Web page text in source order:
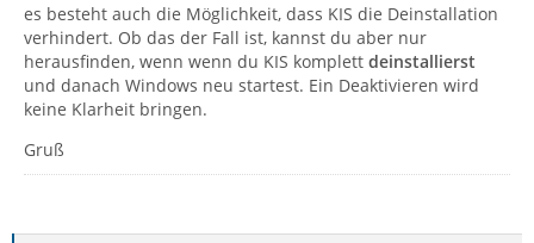
es besteht auch die Möglichkeit, dass KIS die Deinstallation
verhindert. Ob das der Fall ist, kannst du aber nur
herausfinden, wenn wenn du KIS komplett deinstallierst
und danach Windows neu startest. Ein Deaktivieren wird
keine Klarheit bringen.
Gruß